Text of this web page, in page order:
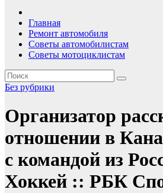
Главная
Ремонт автомобиля
Советы автомобилистам
Советы мотоциклистам
Без рубрики
Организатор
отношении в
с командой из
Хоккей :: РБК